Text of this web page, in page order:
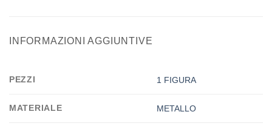
INFORMAZIONI AGGIUNTIVE
PEZZI 1 FIGURA
MATERIALE METALLO